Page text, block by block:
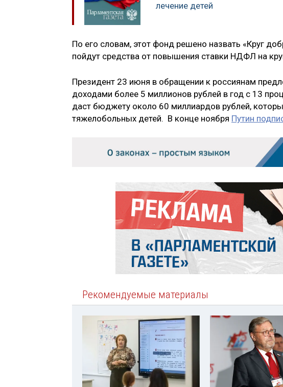
лечение детей
По его словам, этот фонд решено назвать «Круг
пойдут средства от повышения ставки НДФЛ на
Президент 23 июня в обращении к россиянам
доходами более 5 миллионов рублей в год с 13
даст бюджету около 60 миллиардов рублей,
тяжелобольных детей. В конце ноября Путин
Рекомендуемые материалы